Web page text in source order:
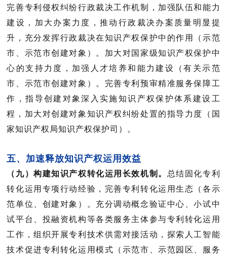
完善专利侵权纠纷行政裁决工作机制，加强队伍和能力
建设，加大办案力度，推动行政裁决办案质量明显提
升，充分发挥行政裁决在知识产权保护中的作用（示范
市、示范市创建对象 ）。加大对国家级知识产权保护中
心的支持力度，加强人才培养和能力建设（有关示范
市、示范市创建对象 ）。完善专利预审精准服务保障工
作，指导创建对象深入实施知识产权保护体系建设工
程，加大对创建对象知识产权纠纷处置的指导力度（ 国
家知识产权局知识产权保护司 ）。
五、加速释放知识产权运用效益
（九）构建知识产权转化运用长效机制。 总结固化专利
转化运用专项行动经验，完善专利转化运用生态（各示
范单位、创建对象 ）。充分调动概念验证中心、小试中
试平台、投融资机构等各类服务主体参与专利转化运用
工作，组织开展专利技术供需对接活动，探索人工智能
技术促进专利转化运用模式（示范市、示范园区、服务